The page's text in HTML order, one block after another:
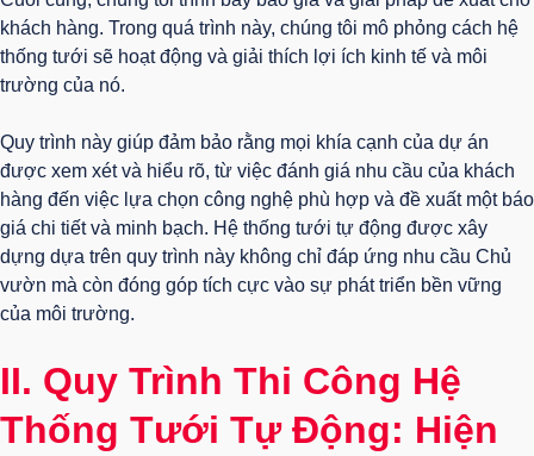
khách hàng. Trong quá trình này, chúng tôi mô phỏng cách hệ
thống tưới sẽ hoạt động và giải thích lợi ích kinh tế và môi
trường của nó.
Quy trình này giúp đảm bảo rằng mọi khía cạnh của dự án
được xem xét và hiểu rõ, từ việc đánh giá nhu cầu của khách
hàng đến việc lựa chọn công nghệ phù hợp và đề xuất một báo
giá chi tiết và minh bạch. Hệ thống tưới tự động được xây
dựng dựa trên quy trình này không chỉ đáp ứng nhu cầu Chủ
vườn mà còn đóng góp tích cực vào sự phát triển bền vững
của môi trường.
II. Quy Trình Thi Công Hệ
Thống Tưới Tự Động: Hiện